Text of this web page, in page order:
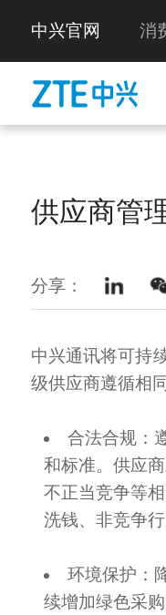
中兴官网 消
供应商管
分享：
中兴通讯将可持
级供应商遵循相
合法合规：
和标准。供应
不正当竞争等
洗钱、非竞争
环境保护：
续增加绿色采